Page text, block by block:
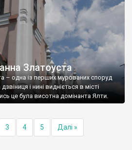
Златоуста
– одна із перших мурованих споруд
і нині видніється в місті
це була висотна домінанта Ялти.
3 4 5 Далі »